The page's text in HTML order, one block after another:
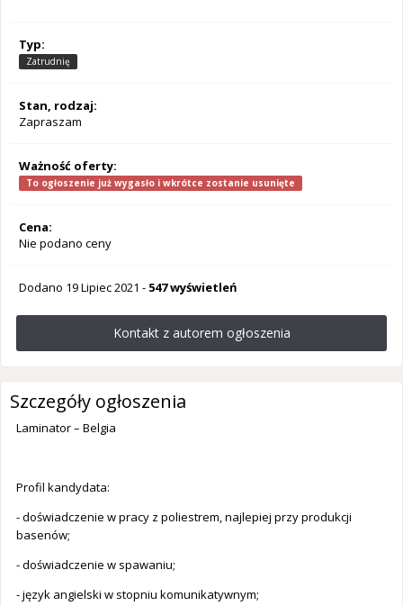
Typ:
Zatrudnię
Stan, rodzaj:
Zapraszam
Ważność oferty:
To ogłoszenie już wygasło i wkrótce zostanie usunięte
Cena:
Nie podano ceny
Dodano 19 Lipiec 2021 - 547 wyświetleń
Kontakt z autorem ogłoszenia
Szczegóły ogłoszenia
Laminator – Belgia
Profil kandydata:
- doświadczenie w pracy z poliestrem, najlepiej przy produkcji
basenów;
- doświadczenie w spawaniu;
- język angielski w stopniu komunikatywnym;